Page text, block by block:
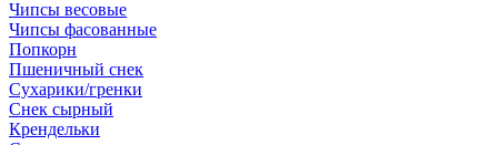
Чипсы весовые
Чипсы фасованные
Попкорн
Пшеничный снек
Сухарики/гренки
Снек сырный
Крендельки